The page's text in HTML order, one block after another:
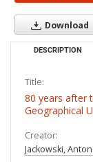
Download
DESCRIPTION
Title:
80 years after
Geographical
Creator:
Jackowski, Antoni